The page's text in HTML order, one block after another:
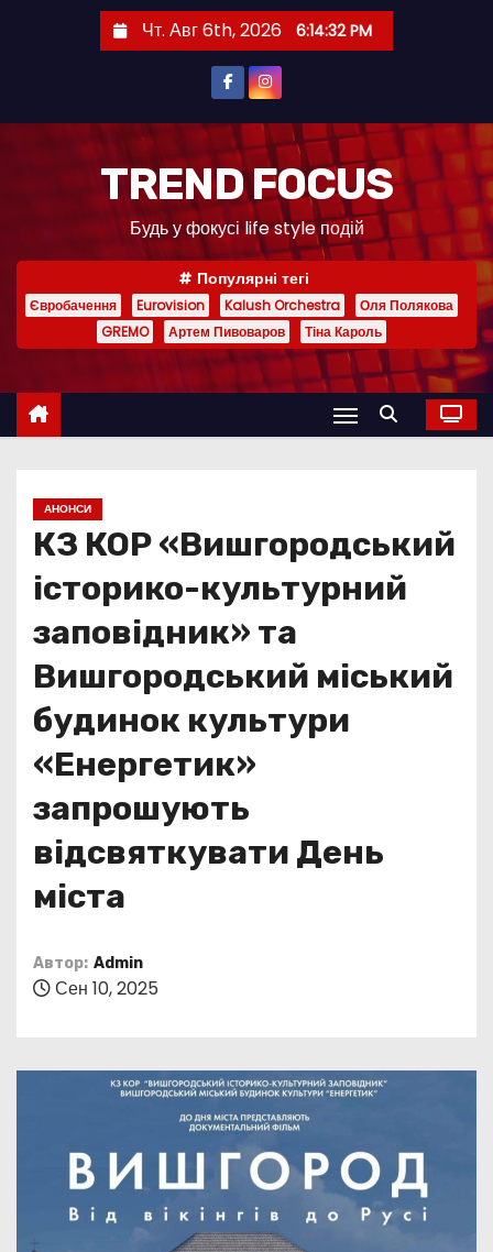
и
Чт. Авг 6th, 2026 6:14:33 PM
TREND FOCUS
Будь у фокусі life style подій
Популярні тегі
Євробачення Eurovision Kalush Orchestra
Оля Полякова
GREMO
Артем Пивоваров Тіна Кароль
АНОНСИ
КЗ КОР «Вишгородський
історико-культурний
заповідник» та
Вишгородський міський
будинок культури
«Енергетик»
запрошують
відсвяткувати День
міста
Автор: Admin
Сен 10, 2025